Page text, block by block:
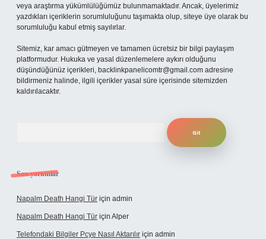
veya araştırma yükümlülüğümüz bulunmamaktadır. Ancak, üyelerimiz
yazdıkları içeriklerin sorumluluğunu taşımakta olup, siteye üye olarak bu
sorumluluğu kabul etmiş sayılırlar.
Sitemiz, kar amacı gütmeyen ve tamamen ücretsiz bir bilgi paylaşım
platformudur. Hukuka ve yasal düzenlemelere aykırı olduğunu
düşündüğünüz içerikleri, backlinkpanelicomtr@gmail.com adresine
bildirmeniz halinde, ilgili içerikler yasal süre içerisinde sitemizden
kaldırılacaktır.
Son yorumlar
Napalm Death Hangi Tür için admin
Napalm Death Hangi Tür için Alper
Telefondaki Bilgiler Pcye Nasıl Aktarılır için admin